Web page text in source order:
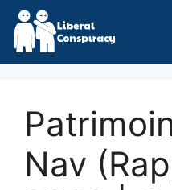
Skip
content
Nav